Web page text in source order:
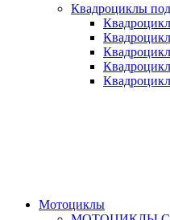
Квадроциклы
Мотоциклы